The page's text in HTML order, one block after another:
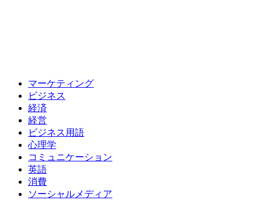
マーケティング
ビジネス
経済
経営
ビジネス用語
心理学
コミュニケーション
英語
消費
ソーシャルメディア